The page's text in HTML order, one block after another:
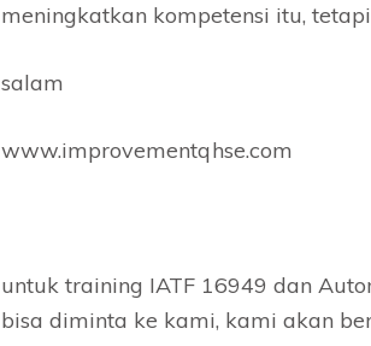
meningkatkan kompetensi itu,
salam
www.improvementqhse.com
untuk training IATF 16949 dan
bisa diminta ke kami, kami akan